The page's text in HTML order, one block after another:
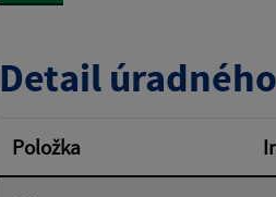
Filtrovať
Detail
Položka